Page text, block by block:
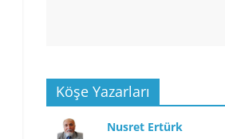
Köşe Yazarları
Nusret Ertürk